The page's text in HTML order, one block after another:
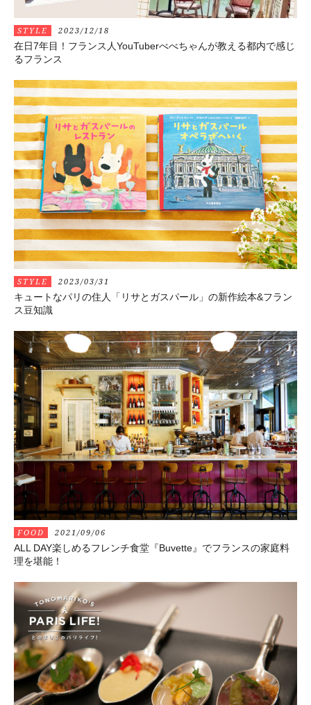
STYLE 2023/12/18
在日7年目！フランス人YouTuberべべちゃんが教える都内で感じ
るフランス
STYLE 2023/03/31
キュートなパリの住人「リサとガスパール」の新作絵本&フラン
ス豆知識
FOOD 2021/09/06
ALL DAY楽しめるフレンチ食堂『Buvette』でフランスの家庭料
理を堪能！